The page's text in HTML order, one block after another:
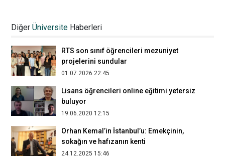
DiğerÜniversite Haberleri
RTS son sınıf öğrencileri mezuniyet
projelerini sundular
01.07.2026 22:45
Lisans öğrencileri online eğitimi yetersiz
buluyor
19.06.2020 12:15
Orhan Kemal’in İstanbul’u: Emekçinin,
sokağın ve hafızanın kenti
24.12.2025 15:46